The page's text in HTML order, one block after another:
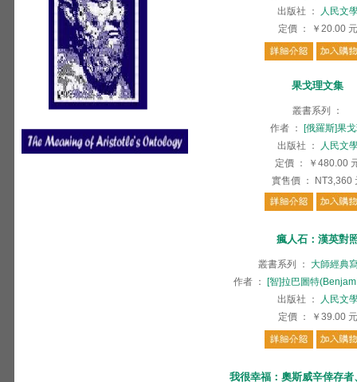
出版社
：
人民文
定價 ： ￥20.00 元
果戈理文集
叢書系列
：
作者 ：
[俄羅斯]果
出版社
：
人民文
定價 ： ￥480.00
實售價 ： NT3,360
瘋人石：漢英對
叢書系列 ： 大師經典
作者 ：
[智]拉巴圖特
出版社
：
人民文
定價 ： ￥39.00 元
我很幸福：奧斯威辛倖存